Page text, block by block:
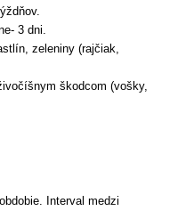
3 dni.
zeleniny (rajčiak,
škodcom (vošky,
Interval medzi